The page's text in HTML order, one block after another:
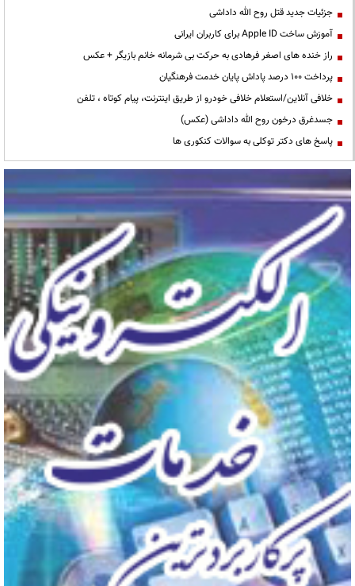
جزئیات جدید قتل روح الله داداشی
آموزش ساخت Apple ID برای کاربران ایرانی
راز خنده های اصغر فرهادی به حرکت بی شرمانه خانم بازیگر + عکس
پرداخت ۱۰۰ درصد پاداش پایان خدمت فرهنگیان
خلافی آنلاین/استعلام خلافی خودرو از طریق اینترنت، پیام کوتاه ، تلفن
جسدغرق درخون روح الله داداشی (عکس)
پاسخ های دکتر توکلی به سوالات کنکوری ها